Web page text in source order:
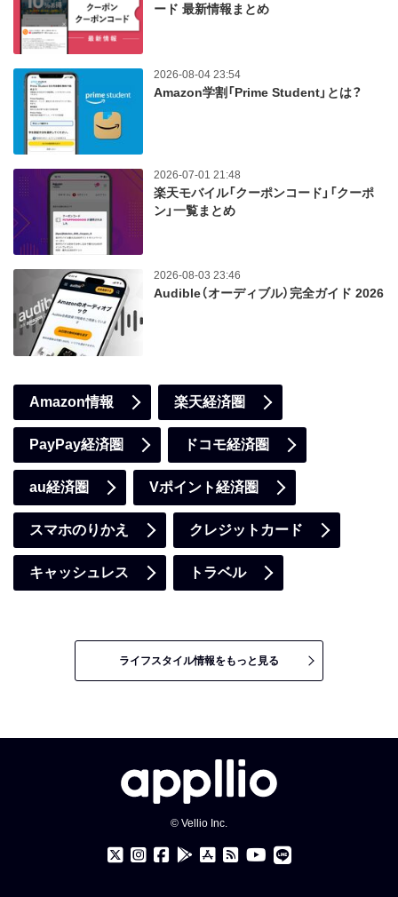
ード 最新情報まとめ
2026-08-04 23:54
Amazon学割「Prime Student」とは？
2026-07-01 21:48
楽天モバイル「クーポンコード」「クーポ
ン」一覧まとめ
2026-08-03 23:46
Audible（オーディブル）完全ガイド 2026
Amazon情報 楽天経済圏
PayPay経済圏 ドコモ経済圏
au経済圏 Vポイント経済圏
スマホのりかえ クレジットカード
キャッシュレス トラベル
ライフスタイル情報をもっと見る
© Vellio Inc.